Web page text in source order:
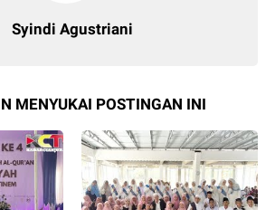
Syindi Agustriani
MENYUKAI POSTINGAN INI